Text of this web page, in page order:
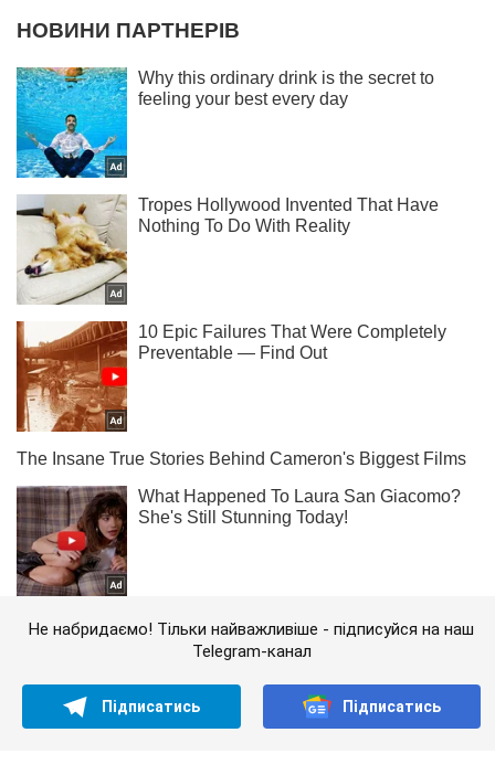
Не набридаємо! Тільки найважливіше - підписуйся на наш
Telegram-канал
Підписатись Підписатись